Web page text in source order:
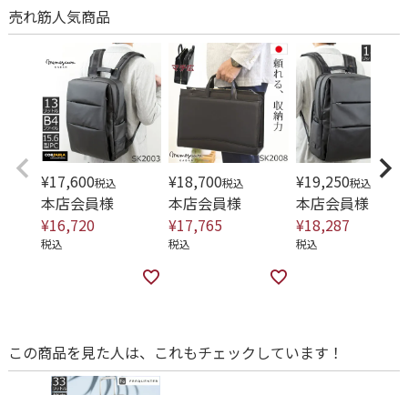
売れ筋人気商品
¥17,600税込
本店会員様
¥16,720
税込
¥18,700税込
本店会員様
¥17,765
税込
¥19,250税込
本店会員様
¥18,287
税込
この商品を見た人は、これもチェックしています！